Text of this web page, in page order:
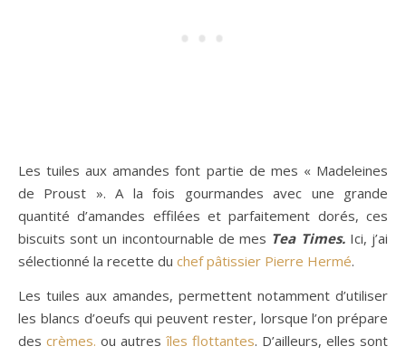
Les tuiles aux amandes font partie de mes « Madeleines
de Proust ». A la fois gourmandes avec une grande
quantité d’amandes effilées et parfaitement dorés, ces
biscuits sont un incontournable de mes Tea Times.Ici, j’ai
sélectionné la recette du chef pâtissier Pierre Hermé.
Les tuiles aux amandes, permettent notamment d’utiliser
les blancs d’oeufs qui peuvent rester, lorsque l’on prépare
descrèmes. ou autresîles flottantes. D’ailleurs, elles sont